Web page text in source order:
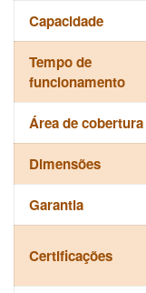
Capacidade
Tempo de
funcionamento
Área de cobertura
Dimensões
Garantia
Certificações